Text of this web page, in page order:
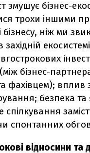
змушує бізнес-
трохи іншими
ніж ми
бізнес-
фахівцем); вплив
безпека та
спілкування
спонтанних
відносини та